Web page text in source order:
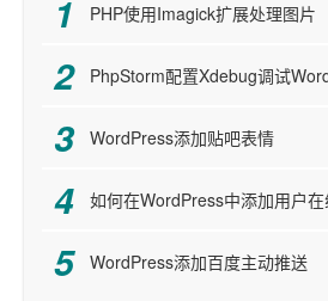
PHP使用Imagick扩展处理图片
PhpStorm配置Xdebug调试
WordPress添加贴吧表情
如何在WordPress中添加用户在
WordPress添加百度主动推送